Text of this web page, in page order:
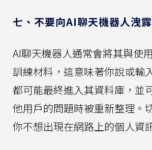
七、不要向AI聊天機器人洩
AI聊天機器人通常會將其與使
訓練材料，這意味著你說或輸
都可能最終進入其資料庫，並
他用戶的問題時被重新整理。
你不想出現在網路上的個人資